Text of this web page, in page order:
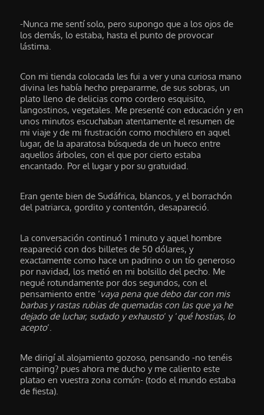
-Nunca me sentí solo, pero supongo que a los ojos de
los demás, lo estaba, hasta el punto de provocar
lástima.
Con mi tienda colocada les fui a ver y una curiosa mano
divina les había hecho prepararme, de sus sobras, un
plato lleno de delicias como cordero esquisito,
langostinos, vegetales. Me presenté con educación y en
unos minutos escuchaban atentamente el resumen de
mi viaje y de mi frustración como mochilero en aquel
lugar, de la aparatosa búsqueda de un hueco entre
aquellos árboles, con el que por cierto estaba
encantado. Por el lugar y por su gratuidad.
Eran gente bien de Sudáfrica, blancos, y el borrachón
del patriarca, gordito y contentón, desapareció.
La conversación continuó 1 minuto y aquel hombre
reapareció con dos billetes de 50 dólares, y
exactamente como hace un padrino o un tío generoso
por navidad, los metió en mi bolsillo del pecho. Me
negué rotundamente por dos segundos, con el
pensamiento entre ‘vaya pena que debo dar con mis
barbas y rastas rubias de quemadas con las que ya he
dejado de luchar, sudado y exhausto‘ y ‘qué hostias, lo
acepto‘.
Me dirigí al alojamiento gozoso, pensando -no tenéis
camping? pues ahora me ducho y me caliento este
platao en vuestra zona común- (todo el mundo estaba
de fiesta).